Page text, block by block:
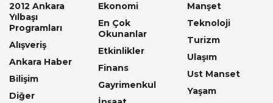
2012 Ankara
Yılbaşı
Programları
Alışveriş
Ankara Haber
Bilişim
Diğer
Ekonomi
En Çok
Okunanlar
Etkinlikler
Finans
Gayrimenkul
Manşet
Teknoloji
Turizm
Ulaşım
Ust Manset
Yaşam